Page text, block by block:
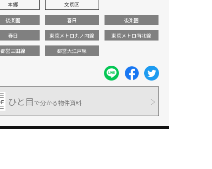
本郷 文京区
後楽園 春日 後楽園
春日 東京メトロ丸ノ内線 東京メトロ南北線
都営三田線 都営大江戸線
ひと目で分かる物件資料